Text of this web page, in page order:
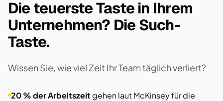
Die teuerste Taste in Ihrem
Unternehmen? Die Such-
Taste.
Wissen Sie, wie viel Zeit Ihr Team täglich verliert?
20 % der Arbeitszeitgehen laut McKinsey für die